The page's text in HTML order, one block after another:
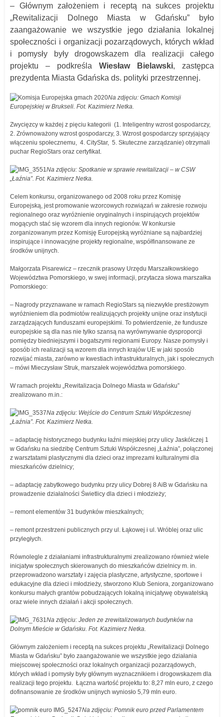
– Głównym założeniem i receptą na sukces projektu
„Rewitalizacji Dolnego Miasta w Gdańsku” było
zaangażowanie we wszystkie jego działania lokalnej
społeczności i organizacji pozarządowych, których wkład
i pomysły były drogowskazem dla realizacji całego
projektu – podkreśla Wiesław Bielawski, zastępca
prezydenta Miasta Gdańska ds. polityki przestrzennej.
Na zdjęciu: Gmach Komisji
Europejskiej w Brukseli. Fot. Kazimierz Netka.
Zwycięzcy w każdej z pięciu kategorii (1. Inteligentny wzrost gospodarczy,
2. Zrównoważony wzrost gospodarczy, 3. Wzrost gospodarczy sprzyjający
włączeniu społecznemu, 4. CityStar, 5. Skuteczne zarządzanie) otrzymali
puchar RegioStars oraz certyfikat.
Na zdjęciu: Spotkanie w sprawie rewitalizacji – w CSW
„Łaźnia”. Fot. Kazimierz Netka.
Celem konkursu, organizowanego od 2008 roku przez Komisję
Europejską, jest promowanie wzorcowych rozwiązań w zakresie rozwoju
regionalnego oraz wyróżnienie oryginalnych i inspirujących projektów
mogących stać się wzorem dla innych regionów. W konkursie
zorganizowanym przez Komisję Europejską wyróżniane są najbardziej
inspirujące i innowacyjne projekty regionalne, współfinansowane ze
środków unijnych.
Małgorzata Pisarewicz – rzecznik prasowy Urzędu Marszałkowskiego
Województwa Pomorskiego, w swej informacji, przytacza słowa marszałka
Pomorskiego:
– Nagrody przyznawane w ramach RegioStars są niezwykle prestiżowym
wyróżnieniem dla podmiotów realizujących projekty unijne oraz instytucji
zarządzających funduszami europejskimi. To potwierdzenie, że fundusze
europejskie są dla nas nie tylko szansą na wyrównywanie dysproporcji
pomiędzy biedniejszymi i bogatszymi regionami Europy. Nasze pomysły i
sposób ich realizacji są wzorem dla innych krajów UE w jaki sposób
rozwijać miasta, zarówno w kwestiach infrastrukturalnych, jak i społecznych
– mówi Mieczysław Struk, marszałek województwa pomorskiego.
W ramach projektu „Rewitalizacja Dolnego Miasta w Gdańsku”
zrealizowano m.in.:
Na zdjęciu: Wejście do Centrum Sztuki Współczesnej
„Łaźnia”. Fot. Kazimierz Netka.
– adaptację historycznego budynku łaźni miejskiej przy ulicy Jaskółczej 1
w Gdańsku na siedzibę Centrum Sztuki Współczesnej „Łaźnia”, połączonej
z warsztatami plastycznymi dla dzieci oraz imprezami kulturalnymi dla
mieszkańców dzielnicy;
– adaptację zabytkowego budynku przy ulicy Dobrej 8 AiB w Gdańsku na
prowadzenie działalności Świetlicy dla dzieci i młodzieży;
– remont elementów 31 budynków mieszkalnych;
– remont przestrzeni publicznych przy ul. Łąkowej i ul. Wróblej oraz ulic
przyległych.
Równolegle z działaniami infrastrukturalnymi zrealizowano również wiele
inicjatyw społecznych skierowanych do mieszkańców dzielnicy m. in.
przeprowadzono warsztaty i zajęcia plastyczne, artystyczne, sportowe i
edukacyjne dla dzieci i młodzieży, stworzono Klub Seniora, zorganizowano
konkursu małych grantów pobudzających lokalną inicjatywę obywatelską
oraz wiele innych działań i akcji społecznych.
Na zdjęciu: Jeden ze zrewitalizowanych budynków na
Dolnym Mieście w Gdańsku. Fot. Kazimierz Netka.
Głównym założeniem i receptą na sukces projektu „Rewitalizacji Dolnego
Miasta w Gdańsku” było zaangażowanie we wszystkie jego działania
miejscowej społeczności oraz lokalnych organizacji pozarządowych,
których wkład i pomysły były głównym wyznacznikiem i drogowskazem dla
realizacji tego projektu. Łączna wartość projektu to: 8,27 mln euro, z czego
dofinansowanie ze środków unijnych wyniosło 5,79 mln euro.
Na zdjęciu: Pomnik euro przed Parlamentem